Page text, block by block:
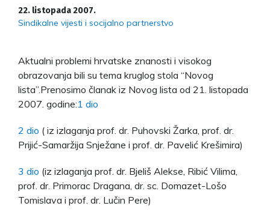
22. listopada 2007.
Sindikalne vijesti i socijalno partnerstvo
Aktualni problemi hrvatske znanosti i visokog
obrazovanja bili su tema kruglog stola “Novog
lista”.Prenosimo članak iz Novog lista od 21. listopada
2007. godine:1 dio
2 dio ( iz izlaganja prof. dr. Puhovski Žarka, prof. dr.
Prijić-Samaržija Snježane i prof. dr. Pavelić Krešimira)
3 dio (iz izlaganja prof. dr. Bjeliš Alekse, Ribić Vilima,
prof. dr. Primorac Dragana, dr. sc. Domazet-Lošo
Tomislava i prof. dr. Lučin Pere)